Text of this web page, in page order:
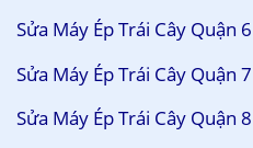
Sửa Máy Ép Trái Cây Quận 6
Sửa Máy Ép Trái Cây Quận 7
Sửa Máy Ép Trái Cây Quận 8